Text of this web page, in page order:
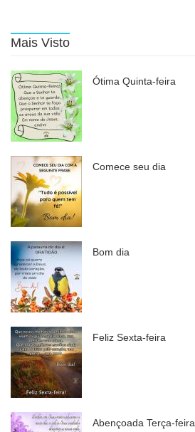
Mais Visto
Ótima Quinta-feira
Comece seu dia
Bom dia
Feliz Sexta-feira
Abençoada Terça-feira